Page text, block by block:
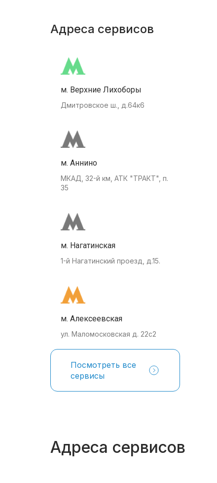
Адреса сервисов
м. Верхние Лихоборы
Дмитровское ш., д.64к6
м. Аннино
МКАД, 32-й км, АТК "ТРАКТ", п.
35
м. Нагатинская
1-й Нагатинский проезд, д.15.
м. Алексеевская
ул. Маломосковская д. 22с2
Посмотреть все
сервисы
Адреса сервисов